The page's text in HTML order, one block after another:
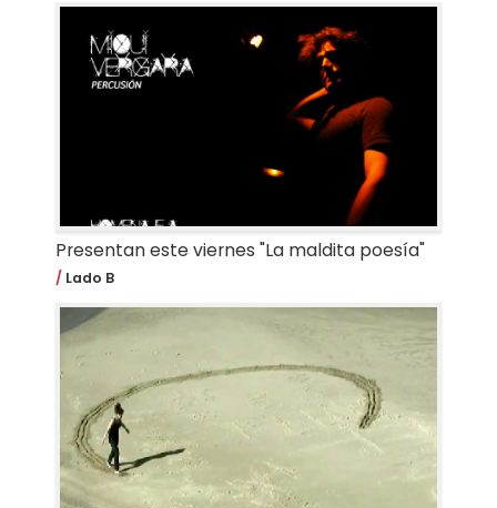
Presentan este viernes "La maldita poesía"
Lado B